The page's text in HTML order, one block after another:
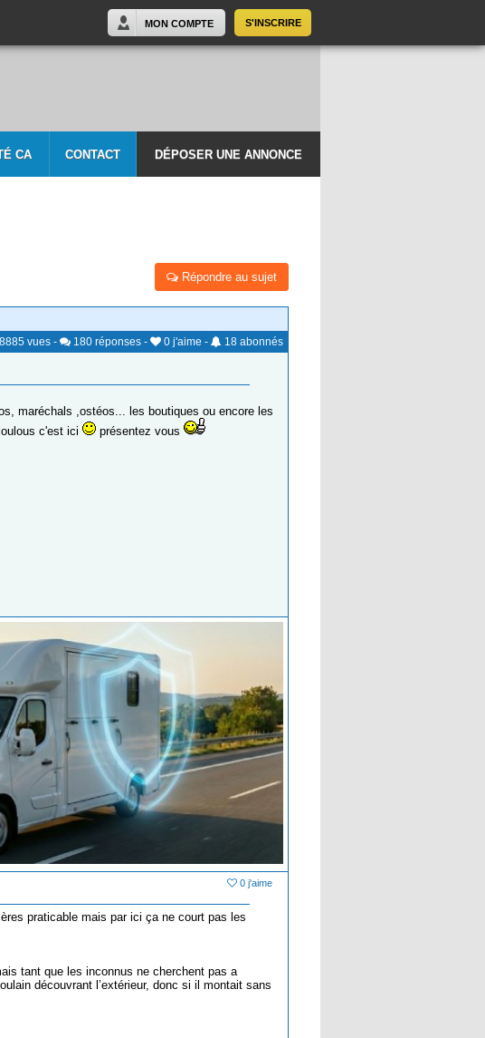
S'INSCRIRE
MON COMPTE
CA CONTACT DÉPOSER UNE ANNONCE
Répondre au sujet
vues - 180 réponses - 0 j'aime - 18 abonnés
maréchals ,ostéos... les boutiques ou encore les
c'est ici
présentez vous
0 j'aime
praticable mais par ici ça ne court pas les
tant que les inconnus ne cherchent pas a
découvrant l’extérieur, donc si il montait sans